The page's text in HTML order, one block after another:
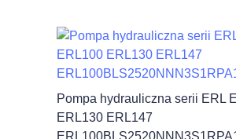
Pompa hydrauliczna serii ERL
ERL130 ERL147